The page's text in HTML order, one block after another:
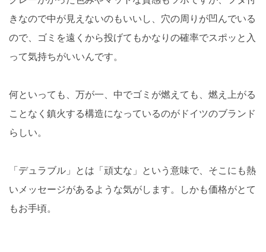
きなので中が見えないのもいいし、穴の周りが凹んでいる
ので、ゴミを遠くから投げてもかなりの確率でスポッと入
って気持ちがいいんです。
何といっても、万が一、中でゴミが燃えても、燃え上がる
ことなく鎮火する構造になっているのがドイツのブランド
らしい。
「デュラブル」とは「頑丈な」という意味で、そこにも熱
いメッセージがあるような気がします。しかも価格がとて
もお手頃。